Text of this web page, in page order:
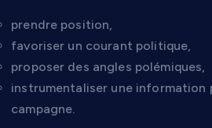
prendre position,
favoriser un courant politique,
proposer des angles polémiques,
instrumentaliser une information
campagne.